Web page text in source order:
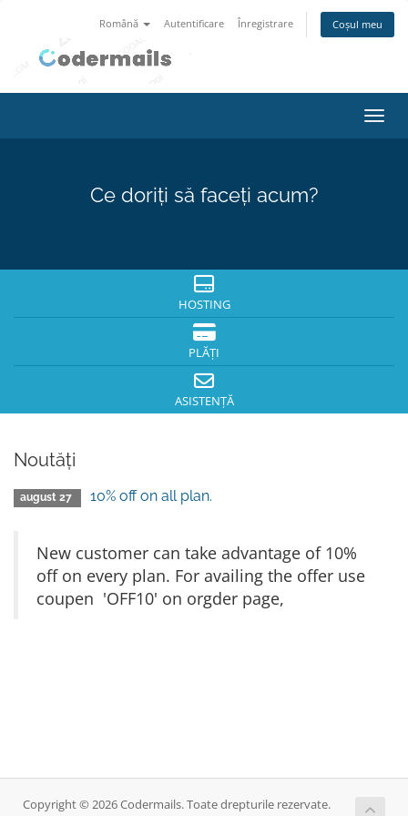
Română Autentificare Înregistrare Coșul meu
Ce doriți să faceți acum?
HOSTING
PLĂȚI
ASISTENȚĂ
Noutăți
august 27 10% off on all plan.
New customer can take advantage of 10%
off on every plan. For availing the offer use
coupen 'OFF10' on orgder page,
Copyright © 2026 Codermails. Toate drepturile rezervate.